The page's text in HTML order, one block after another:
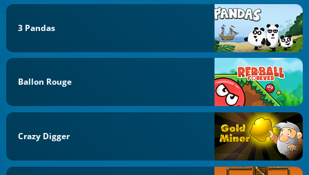
3 Pandas
Ballon Rouge
Crazy Digger